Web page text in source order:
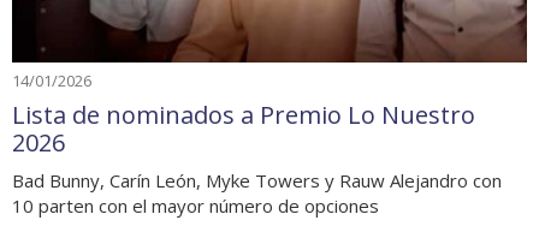
14/01/2026
Lista de nominados a Premio Lo Nuestro
2026
Bad Bunny, Carín León, Myke Towers y Rauw Alejandro con
10 parten con el mayor número de opciones